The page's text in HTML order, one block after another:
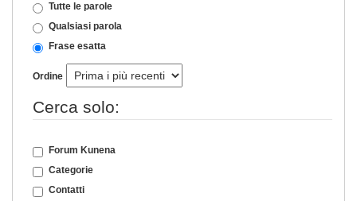
Tutte le parole
Qualsiasi parola
Frase esatta
Ordine
Cerca solo:
Forum Kunena
Categorie
Contatti